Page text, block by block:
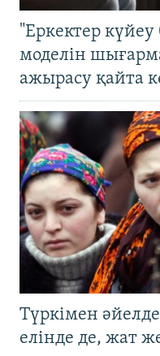
"Еркектер
моделін
ажырасу қайта
Түркімен
елінде де, жат